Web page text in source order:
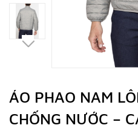
ÁO PHAO NAM
CHỐNG NƯỚC –